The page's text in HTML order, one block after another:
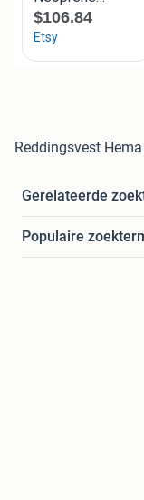
Reddingsvest
Gerelateerde
Populaire